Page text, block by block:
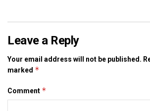
Leave a Reply
Your email address will not be published.
marked *
Comment *